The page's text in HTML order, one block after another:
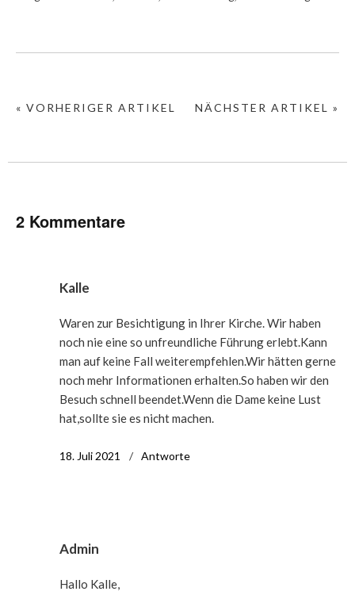
NÄCHSTER ARTIKEL »
« VORHERIGER ARTIKEL
2 Kommentare
Kalle
Waren zur Besichtigung in Ihrer Kirche. Wir haben
noch nie eine so unfreundliche Führung erlebt.Kann
man auf keine Fall weiterempfehlen.Wir hätten gerne
noch mehr Informationen erhalten.So haben wir den
Besuch schnell beendet.Wenn die Dame keine Lust
hat,sollte sie es nicht machen.
18. Juli 2021 Antworte
Admin
Hallo Kalle,